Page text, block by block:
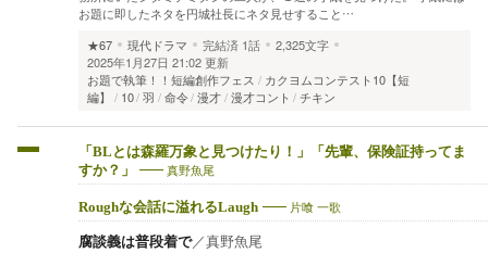
お題に即したネタを円城社長にネタ見せすること…
★67
現代ドラマ 完結済 1話
2,325文字
2025年1月27日 21:02 更新
お題で執筆！！短編創作フェス
カクヨムコンテスト10【短
編】
10 羽 命令 漫才 漫才コント チキン
「BLとは森羅万象と見つけたり！」「先輩、保険証持ってま
すか？」
真野魚尾
Roughな会話に溢れるLaugh 片喰 一歌
腐談義は普段着で／真野魚尾